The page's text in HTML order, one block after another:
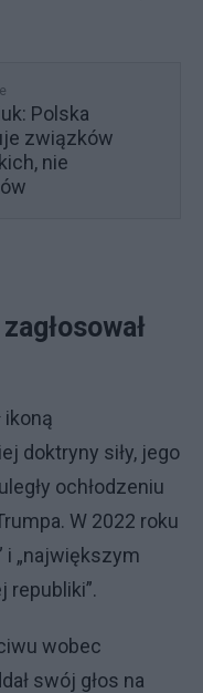
Polska
związków
nie
ikoną
doktryny siły, jego
ochłodzeniu
W 2022 roku
i „największym
republiki”.
wobec
swój głos na